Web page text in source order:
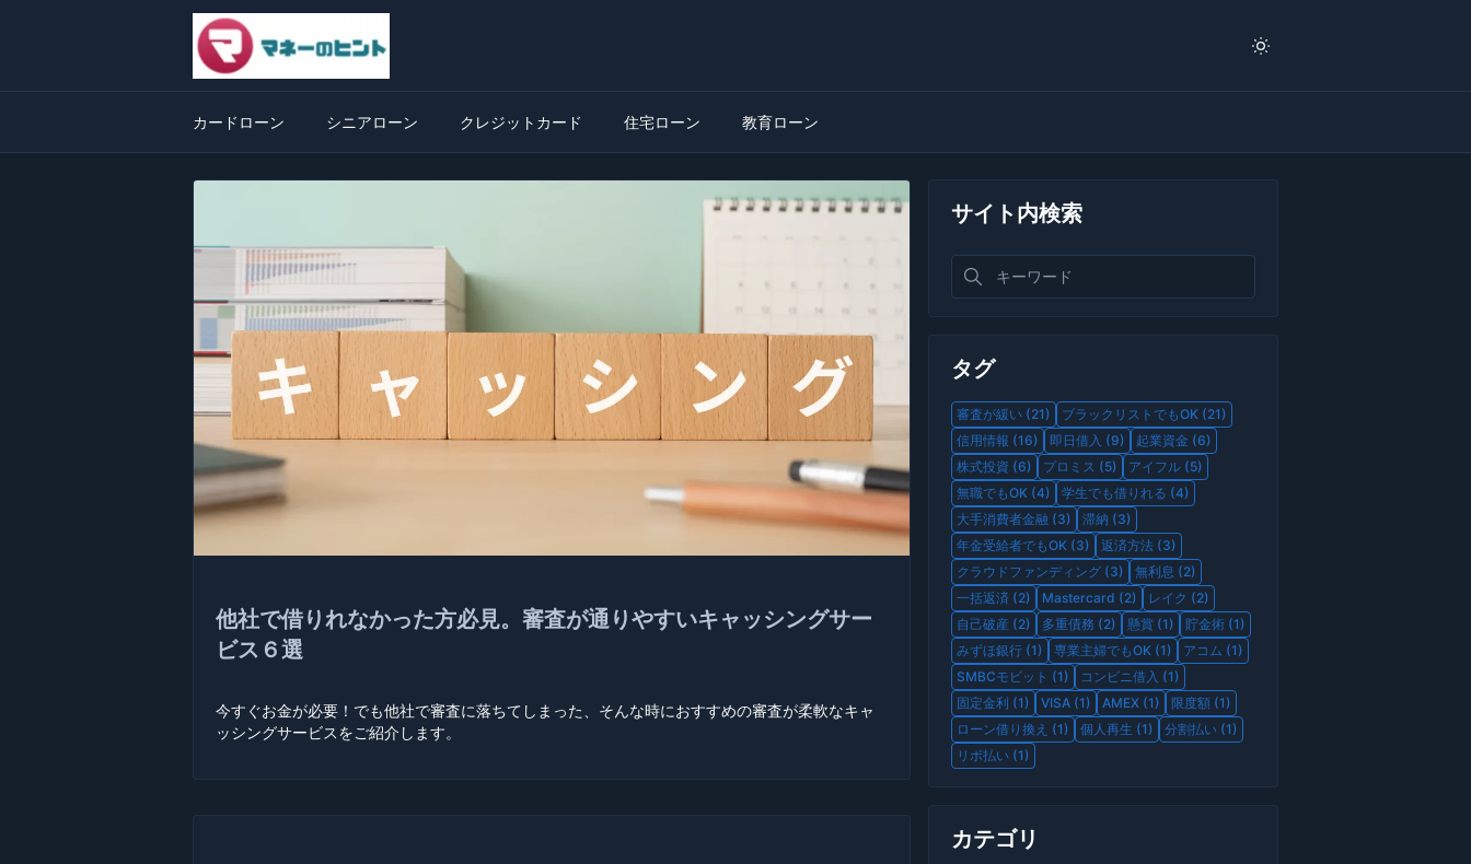
カードローン シニアローン クレジットカード 住宅ローン 教育ローン
他社で借りれなかった方必見。審査が通りやすいキャッシングサー
ビス６選
今すぐお金が必要！でも他社で審査に落ちてしまった、そんな時におすすめの審査が柔軟なキャ
ッシングサービスをご紹介します。
サイト内検索
タグ
審査が緩い (21)
ブラックリストでもOK (21)
信用情報 (16)
即日借入 (9)
起業資金 (6)
株式投資 (6)
プロミス (5)
アイフル (5)
無職でもOK (4)
学生でも借りれる (4)
大手消費者金融 (3)
滞納 (3)
年金受給者でもOK (3)
返済方法 (3)
クラウドファンディング (3)
無利息 (2)
一括返済 (2)
Mastercard (2)
レイク (2)
自己破産 (2)
多重債務 (2) 懸賞 (1)
貯金術 (1)
みずほ銀行 (1)
専業主婦でもOK (1)
アコム (1)
SMBCモビット (1)
コンビニ借入 (1)
固定金利 (1)
VISA (1) AMEX (1)
限度額 (1)
ローン借り換え (1)
個人再生 (1)
分割払い (1)
リボ払い (1)
カテゴリ